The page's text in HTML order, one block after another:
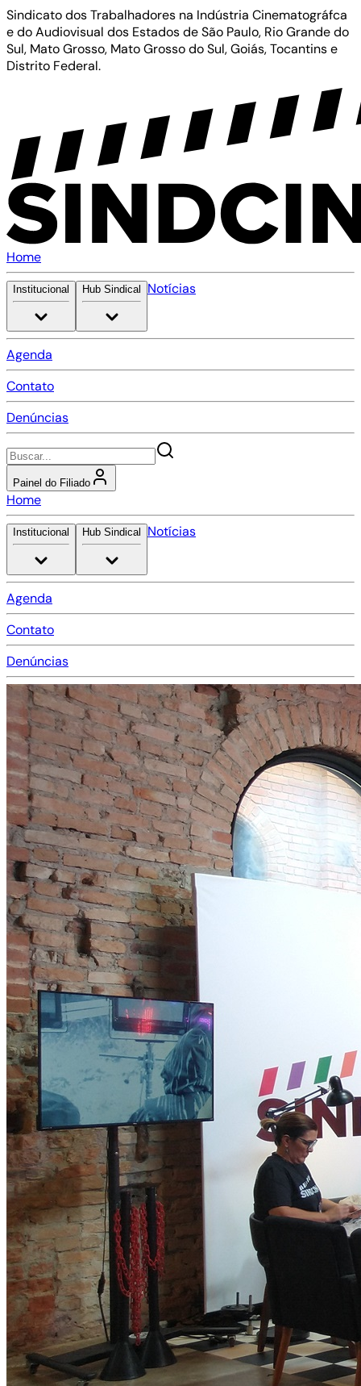
Sindicato dos Trabalhadores na Indústria Cinematográfca
e do Audiovisual dos Estados de São Paulo, Rio Grande do
Sul, Mato Grosso, Mato Grosso do Sul, Goiás, Tocantins e
Distrito Federal.
Home
Institucional Hub Sindical Notícias
Agenda
Contato
Denúncias
Painel do Filiado
Home
Institucional Hub Sindical Notícias
Agenda
Contato
Denúncias